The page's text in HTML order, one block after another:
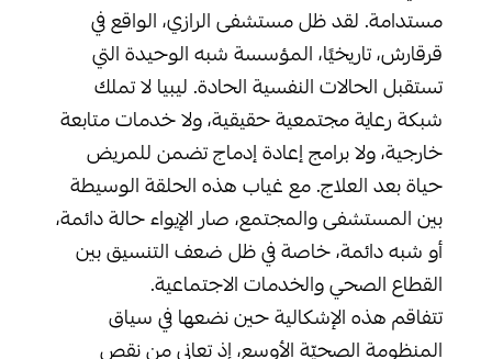
مستدامة. لقد ظل مستشفى الرازي، الواقع في
قرقارش، تاريخيًا، المؤسسة شبه الوحيدة التي
تستقبل الحالات النفسية الحادة. ليبيا لا تملك
شبكة رعاية مجتمعية حقيقية، ولا خدمات متابعة
خارجية، ولا برامج إعادة إدماج تضمن للمريض
حياة بعد العلاج. مع غياب هذه الحلقة الوسيطة
بين المستشفى والمجتمع، صار الإيواء حالة دائمة،
أو شبه دائمة، خاصة في ظل ضعف التنسيق بين
القطاع الصحي والخدمات الاجتماعية.
تتفاقم هذه الإشكالية حين نضعها في سياق